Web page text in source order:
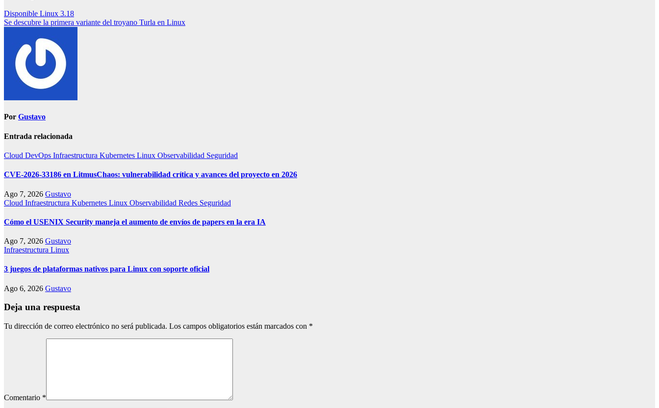
Disponible Linux 3.18
Se descubre la primera variante del troyano Turla en Linux
Por Gustavo
Entrada relacionada
Cloud DevOps Infraestructura Kubernetes Linux Observabilidad Seguridad
CVE-2026-33186 en LitmusChaos: vulnerabilidad crítica y avances del proyecto en 2026
Ago 7, 2026 Gustavo
Cloud Infraestructura Kubernetes Linux Observabilidad Redes Seguridad
Cómo el USENIX Security maneja el aumento de envíos de papers en la era IA
Ago 7, 2026 Gustavo
Infraestructura Linux
3 juegos de plataformas nativos para Linux con soporte oficial
Ago 6, 2026 Gustavo
Deja una respuesta
Tu dirección de correo electrónico no será publicada. Los campos obligatorios están marcados con *
Comentario *